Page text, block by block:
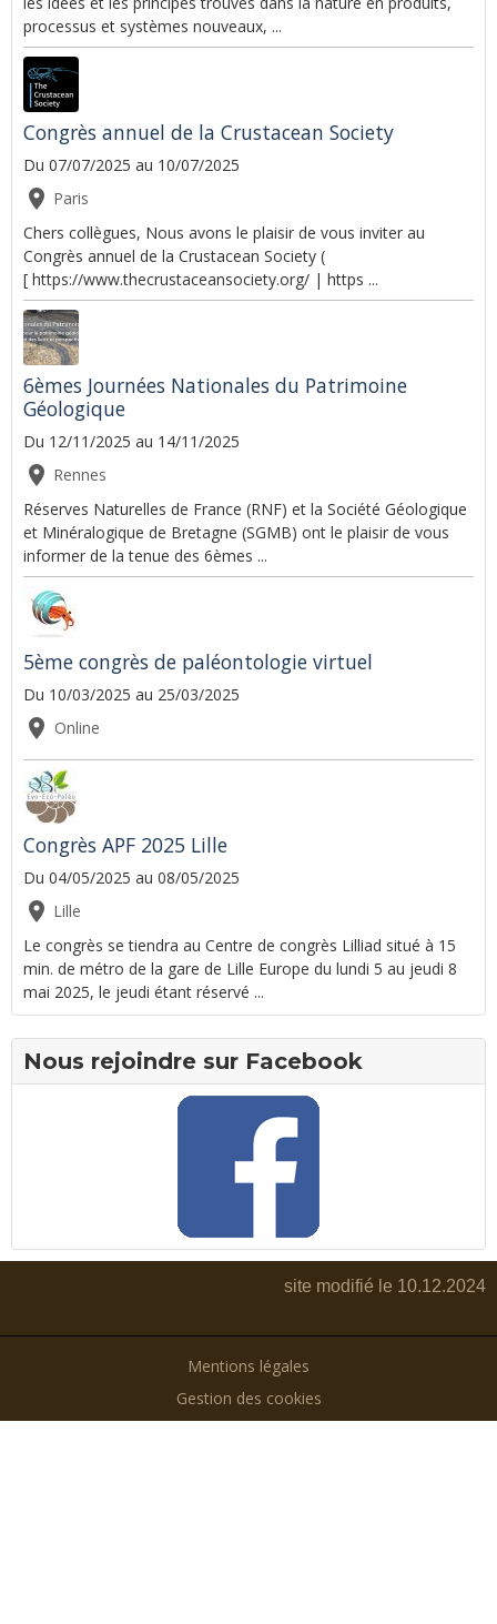
processus et systèmes nouveaux, ...
Congrès annuel de la Crustacean Society
Du 07/07/2025 au 10/07/2025
Paris
Chers collègues, Nous avons le plaisir de vous inviter au
Congrès annuel de la Crustacean Society (
[ https://www.thecrustaceansociety.org/ | https ...
6èmes Journées Nationales du Patrimoine
Géologique
Du 12/11/2025 au 14/11/2025
Rennes
Réserves Naturelles de France (RNF) et la Société Géologique
et Minéralogique de Bretagne (SGMB) ont le plaisir de vous
informer de la tenue des 6èmes ...
5ème congrès de paléontologie virtuel
Du 10/03/2025 au 25/03/2025
Online
Congrès APF 2025 Lille
Du 04/05/2025 au 08/05/2025
Lille
Le congrès se tiendra au Centre de congrès Lilliad situé à 15
min. de métro de la gare de Lille Europe du lundi 5 au jeudi 8
mai 2025, le jeudi étant réservé ...
Nous rejoindre sur Facebook
site modifié le 10.12.2024
Mentions légales
Gestion des cookies